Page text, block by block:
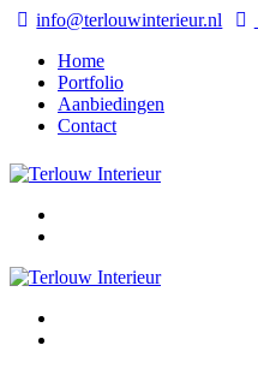
info@terlouwinterieur.nl
Home
Portfolio
Aanbiedingen
Contact